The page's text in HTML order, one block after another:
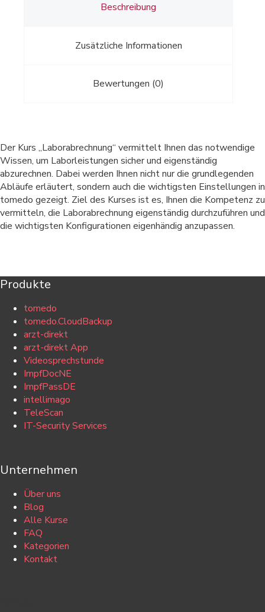
Beschreibung
Zusätzliche Informationen
Bewertungen (0)
Der Kurs „Laborabrechnung“ vermittelt Ihnen das notwendige
Wissen, um Laborleistungen sicher und eigenständig
abzurechnen. Dabei werden Ihnen nicht nur die grundlegenden
Abläufe erläutert, sondern auch die wichtigsten Einstellungen in
tomedo gezeigt. Ziel des Kurses ist es, Ihnen die Kompetenz zu
vermitteln, die Laborabrechnung eigenständig durchzuführen und
die wichtigsten Konfigurationen eigenhändig anzupassen.
Produkte
tomedo
tomedo.CloudBackup
arzt-direkt
arzt-direkt App
Videosprechstunde
ImpfDocNE
ImpfPassDE
intellimago
TeleScan
IT-Security Services
Unternehmen
Über uns
Blog
Alle Kurse
FAQ
Kategorien
Kontakt